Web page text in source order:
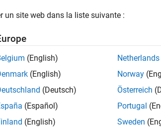
un site web dans la liste suivante :
(English)
(English)
(Deutsch)
(Español)
(English)
Netherlands
Norway
Österreich
Portugal
Sweden